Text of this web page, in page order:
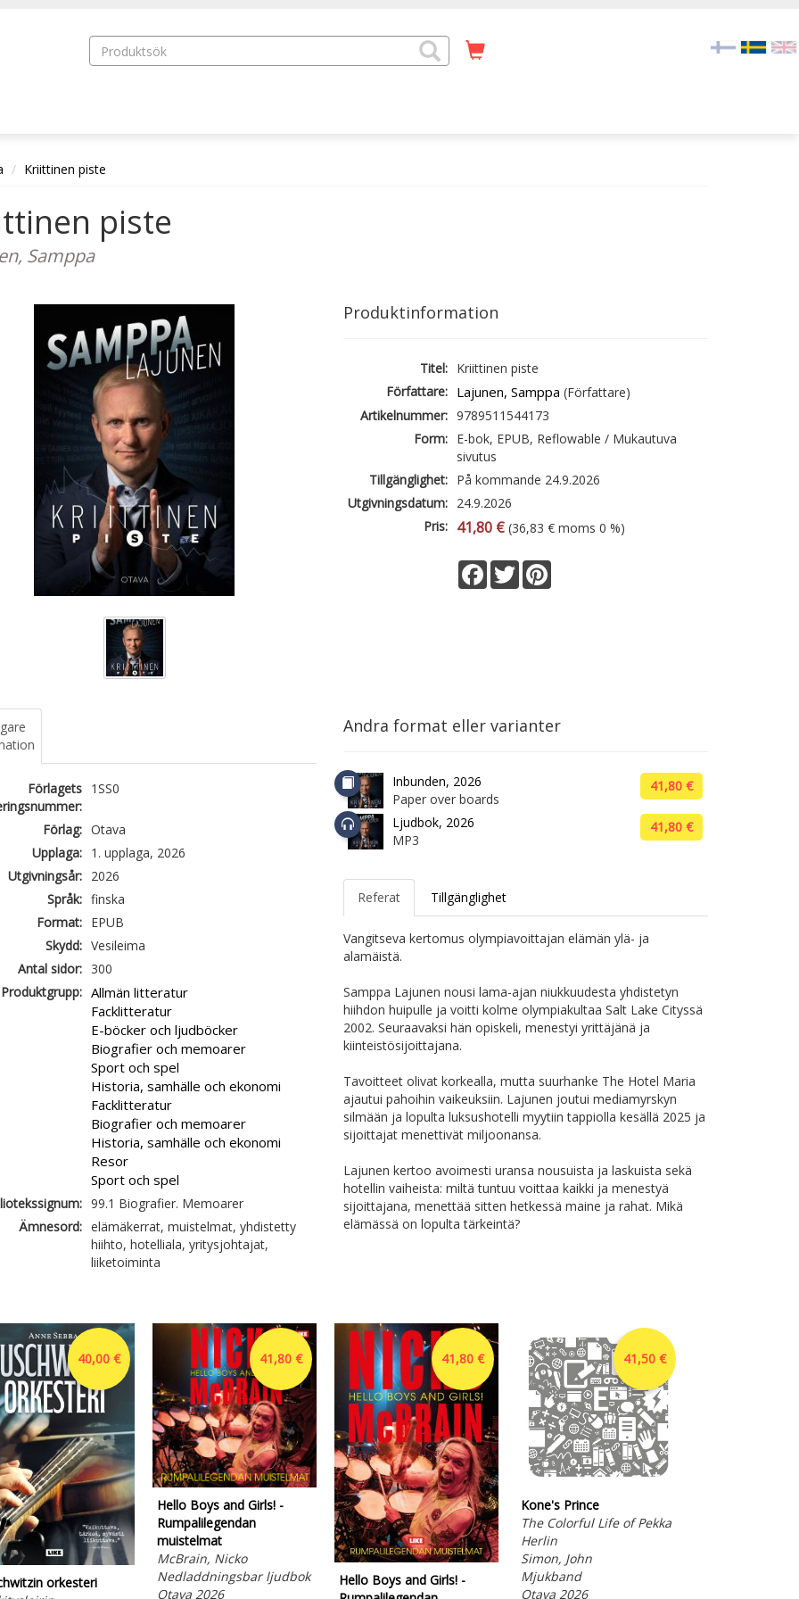
Kriittinen piste
piste
Samppa
Produktinformation
Titel: Kriittinen piste
Författare: Lajunen, Samppa (Författare)
Artikelnummer: 9789511544173
Form: E-bok, EPUB, Reflowable / Mukautuva
sivutus
Tillgänglighet: På kommande 24.9.2026
Utgivningsdatum: 24.9.2026
Pris: 41,80 € (36,83 € moms 0 %)
Facebook
Twitter
Förlagets
1SS0
Förlag: Otava
Upplaga:
1. upplaga, 2026
Utgivningsår:
2026
Språk: finska
Format:
EPUB
Skydd: Vesileima
Antal sidor:
300
Produktgrupp: Allmän litteratur
Facklitteratur
E-böcker och ljudböcker
Biografier och memoarer
Sport och spel
Historia, samhälle och ekonomi
Facklitteratur
Biografier och memoarer
Historia, samhälle och ekonomi
Resor
Sport och spel
99.1 Biografier. Memoarer
Ämnesord: elämäkerrat, muistelmat, yhdistetty
hiihto, hotelliala, yritysjohtajat,
liiketoiminta
Andra format eller varianter
Inbunden, 2026
Paper over boards
41,80 €
Ljudbok, 2026
MP3
41,80 €
Referat Tillgänglighet
Vangitseva kertomus olympiavoittajan elämän ylä- ja
alamäistä.
Samppa Lajunen nousi lama-ajan niukkuudesta yhdistetyn
hiihdon huipulle ja voitti kolme olympiakultaa Salt Lake Cityssä
2002. Seuraavaksi hän opiskeli, menestyi yrittäjänä ja
kiinteistösijoittajana.
Tavoitteet olivat korkealla, mutta suurhanke The Hotel Maria
ajautui pahoihin vaikeuksiin. Lajunen joutui mediamyrskyn
silmään ja lopulta luksushotelli myytiin tappiolla kesällä 2025 ja
sijoittajat menettivät miljoonansa.
Lajunen kertoo avoimesti uransa nousuista ja laskuista sekä
hotellin vaiheista: miltä tuntuu voittaa kaikki ja menestyä
sijoittajana, menettää sitten hetkessä maine ja rahat. Mikä
elämässä on lopulta tärkeintä?
40,00 €
orkesteri
41,80 €
Hello Boys and Girls! -
Rumpalilegendan
muistelmat
McBrain, Nicko
Nedladdningsbar ljudbok
Otava 2026
41,80 €
Hello Boys and Girls! -
41,50 €
Kone's Prince
The Colorful Life of Pekka
Herlin
Simon, John
Mjukband
Otava 2026